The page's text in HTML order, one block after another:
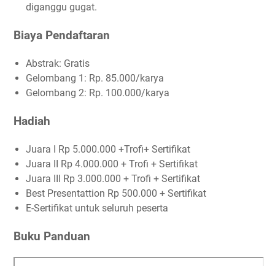
diganggu gugat.
Biaya Pendaftaran
Abstrak: Gratis
Gelombang 1: Rp. 85.000/karya
Gelombang 2: Rp. 100.000/karya
Hadiah
Juara I Rp 5.000.000 +Trofi+ Sertifikat
Juara II Rp 4.000.000 + Trofi + Sertifikat
Juara III Rp 3.000.000 + Trofi + Sertifikat
Best Presentattion Rp 500.000 + Sertifikat
E-Sertifikat untuk seluruh peserta
Buku Panduan